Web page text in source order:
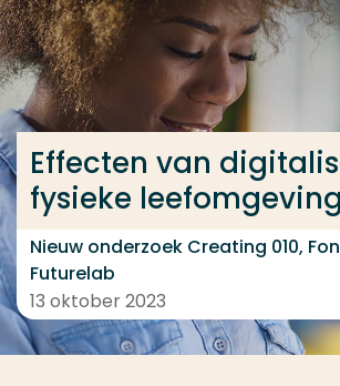
Ga direct naar de content
... > Quality of Life in Smart Urban
Effecten van
fysieke leefomgeving
Nieuw onderzoek Creating 010,
Futurelab
13 oktober 2023
Veel gezocht
Opleiding
Contact